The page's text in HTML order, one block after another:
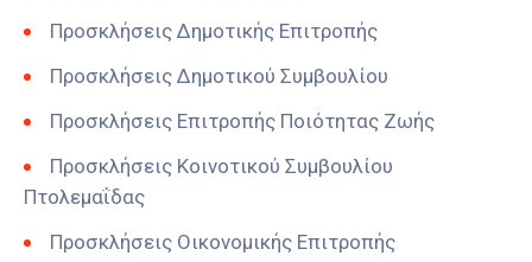
Προσκλήσεις Δημοτικής Επιτροπής
Προσκλήσεις Δημοτικού Συμβουλίου
Προσκλήσεις Επιτροπής Ποιότητας Ζωής
Προσκλήσεις Κοινοτικού Συμβουλίου
Πτολεμαΐδας
Προσκλήσεις Οικονομικής Επιτροπής